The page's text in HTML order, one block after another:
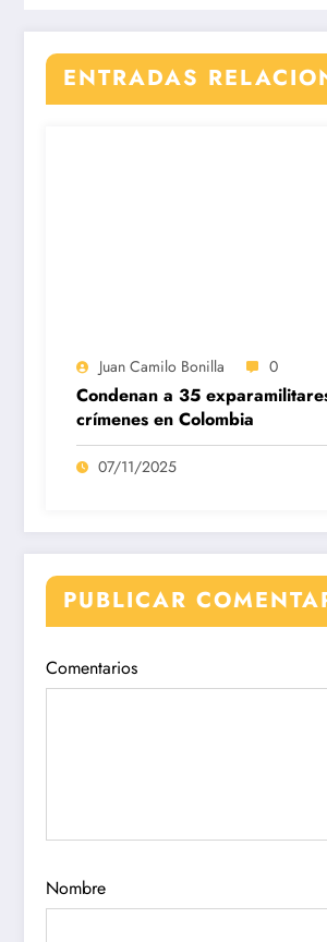
ENTRADAS
Juan Camilo Bonilla 0
Condenan a 35
crímenes en Colombia
07/11/2025
PUBLICAR
Comentarios
Nombre